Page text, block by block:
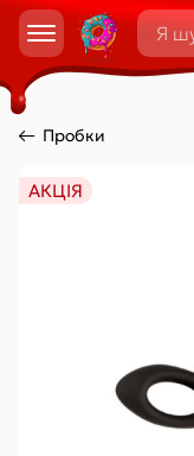
Пробки
АКЦІЯ